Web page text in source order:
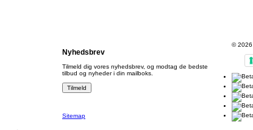
Nyhedsbrev
Tilmeld dig vores nyhedsbrev, og modtag de bedste
tilbud og nyheder i din mailboks.
Sitemap
© 2026